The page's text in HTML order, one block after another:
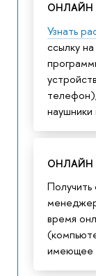
ОНЛАЙН
Узнать
ссылку
ОНЛАЙН
время
имеющее